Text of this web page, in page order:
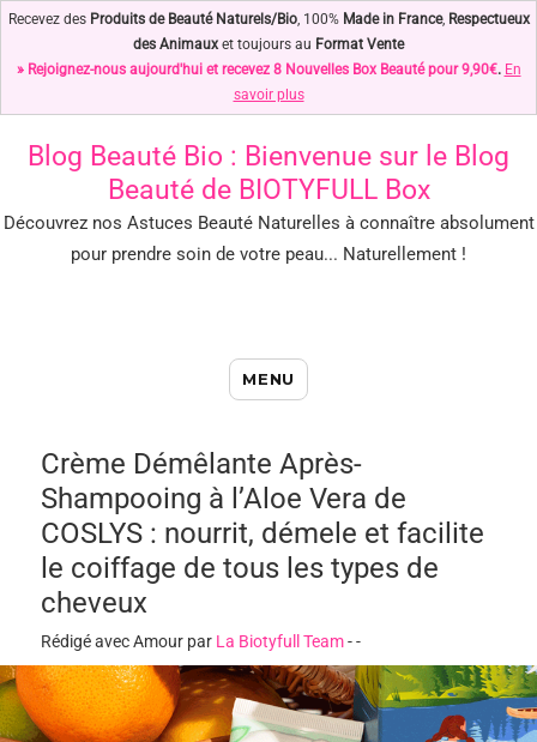
Recevez des Produits de Beauté Naturels/Bio, 100% Made in France, Respectueux
des Animauxet toujours au Format Vente
» Rejoignez-nous aujourd'hui et recevez 8 Nouvelles Box Beauté pour 9,90€. En
savoir plus
Blog Beauté Bio : Bienvenue sur le Blog
Beauté de BIOTYFULL Box
Découvrez nos Astuces Beauté Naturelles à connaître absolument
pour prendre soin de votre peau... Naturellement !
Blog Beauté Bio : Notre Top des
Astuces Beauté Naturelles !
MENU
Crème Démêlante Après-
Shampooing à l’Aloe Vera de
COSLYS : nourrit, démele et facilite
le coiffage de tous les types de
cheveux
Rédigé avec Amour par La Biotyfull Team--